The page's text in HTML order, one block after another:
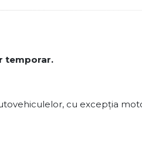
temporar.
cu excepția